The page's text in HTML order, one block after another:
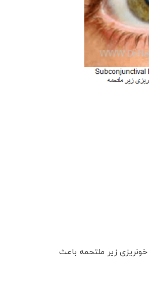
زیر ملتحمه باعث